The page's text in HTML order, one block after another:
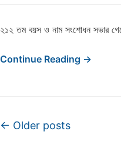
২১২ তম বয়স ও নাম সংশোধন সভার
Continue Reading →
Post navigation
← Older posts